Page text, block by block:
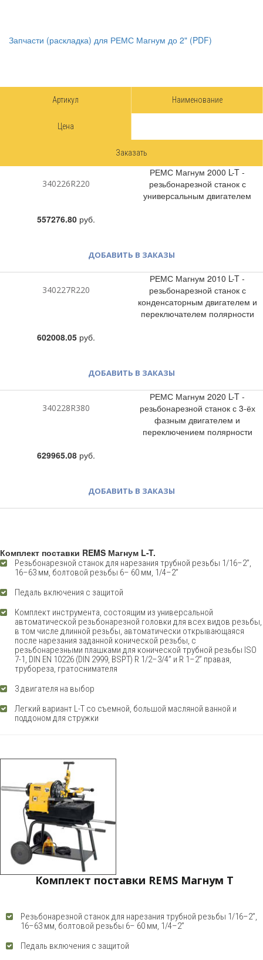
Запчасти (раскладка) для РЕМС Магнум до 2" (PDF)
Артикул Наименование
Цена
Заказать
340226R220
РЕМС Магнум 2000 L-T -
резьбонарезной станок с
универсальным двигателем
557276.80руб.
ДОБАВИТЬ В ЗАКАЗЫ
340227R220
РЕМС Магнум 2010 L-T -
резьбонарезной станок с
конденсаторным двигателем и
переключателем полярности
602008.05руб.
ДОБАВИТЬ В ЗАКАЗЫ
340228R380
РЕМС Магнум 2020 L-T -
резьбонарезной станок с 3-ёх
фазным двигателем и
переключением полярности
629965.08руб.
ДОБАВИТЬ В ЗАКАЗЫ
Комплект поставки REMS Магнум L-T.
Резьбонарезной станок для нарезания трубной резьбы 1/16–2”,
16–63 мм, болтовой резьбы 6– 60 мм, 1/4–2”
Педаль включения с защитой
Комплект инструмента, состоящим из универсальной
автоматической резьбонарезной головки для всех видов резьбы,
в том числе длинной резьбы, автоматически открывающаяся
после нарезания заданной конической резьбы, с
резьбонарезными плашками для конической трубной резьбы ISO
7-1, DIN EN 10226 (DIN 2999, BSPT) R 1/2–3/4” и R 1–2” правая,
трубореза, гратоснимателя
3 двигателя на выбор
Легкий вариант L-T со съемной, большой масляной ванной и
поддоном для стружки
Комплект поставки REMS Магнум T
Резьбонарезной станок для нарезания трубной резьбы 1/16–2”,
16–63 мм, болтовой резьбы 6– 60 мм, 1/4–2”
Педаль включения с защитой